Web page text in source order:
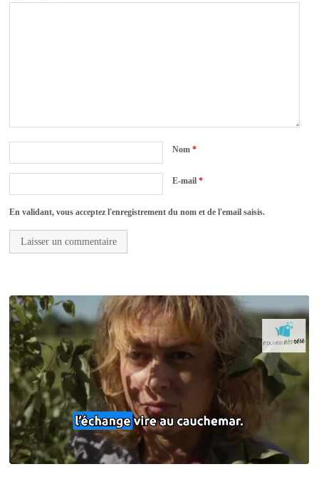
Nom*
E-mail*
En validant, vous acceptez l'enregistrement du nom et de l'email saisis.